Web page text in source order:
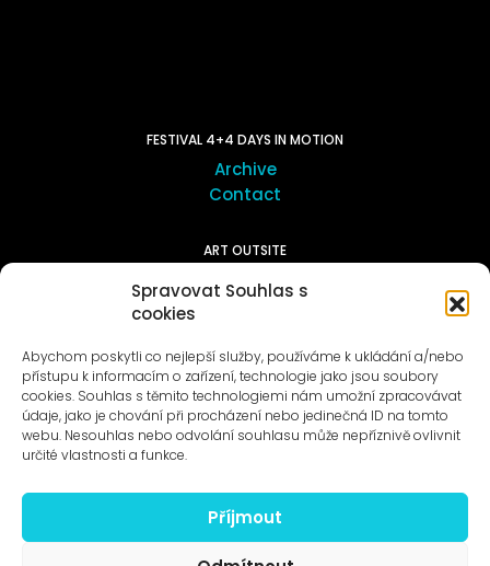
Spravovat Souhlas s
cookies
Abychom poskytli co nejlepší služby, používáme k ukládání a/nebo
přístupu k informacím o zařízení, technologie jako jsou soubory
cookies. Souhlas s těmito technologiemi nám umožní zpracovávat
údaje, jako je chování při procházení nebo jedinečná ID na tomto
webu. Nesouhlas nebo odvolání souhlasu může nepříznivě ovlivnit
určité vlastnosti a funkce.
Příjmout
FESTIVAL 4+4 DAYS IN MOTION
Archive
Contact
ART OUTSITE
ProLuka gallery
Art in Motol
News to e-mail